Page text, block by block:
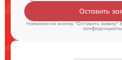
Оставить
Нажимая на кнопку "Оставить заявку"